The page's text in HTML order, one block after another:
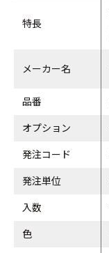
特長
メーカー名
品番
オプション
発注コード
発注単位
入数
色